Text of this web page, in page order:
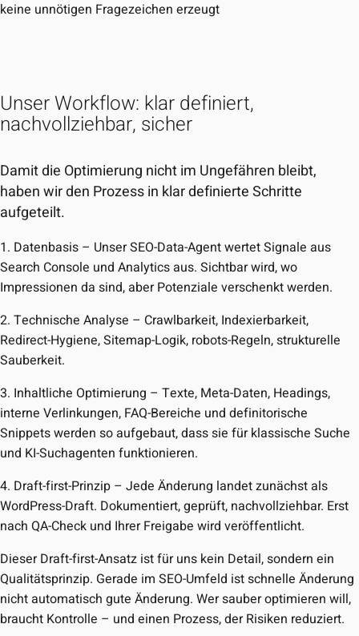
keine unnötigen Fragezeichen erzeugt
Unser Workflow: klar definiert,
nachvollziehbar, sicher
Damit die Optimierung nicht im Ungefähren bleibt,
haben wir den Prozess in klar definierte Schritte
aufgeteilt.
1. Datenbasis – Unser SEO-Data-Agent wertet Signale aus
Search Console und Analytics aus. Sichtbar wird, wo
Impressionen da sind, aber Potenziale verschenkt werden.
2. Technische Analyse – Crawlbarkeit, Indexierbarkeit,
Redirect-Hygiene, Sitemap-Logik, robots-Regeln, strukturelle
Sauberkeit.
3. Inhaltliche Optimierung – Texte, Meta-Daten, Headings,
interne Verlinkungen, FAQ-Bereiche und definitorische
Snippets werden so aufgebaut, dass sie für klassische Suche
und KI-Suchagenten funktionieren.
4. Draft-first-Prinzip – Jede Änderung landet zunächst als
WordPress-Draft. Dokumentiert, geprüft, nachvollziehbar. Erst
nach QA-Check und Ihrer Freigabe wird veröffentlicht.
Dieser Draft-first-Ansatz ist für uns kein Detail, sondern ein
Qualitätsprinzip. Gerade im SEO-Umfeld ist schnelle Änderung
nicht automatisch gute Änderung. Wer sauber optimieren will,
braucht Kontrolle – und einen Prozess, der Risiken reduziert.